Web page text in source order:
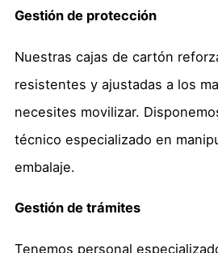
Gestión de protección
Nuestras cajas de cartón
resistentes y ajustadas a los
necesites movilizar.
técnico especializado en
embalaje.
Gestión de trámites
Tenemos personal